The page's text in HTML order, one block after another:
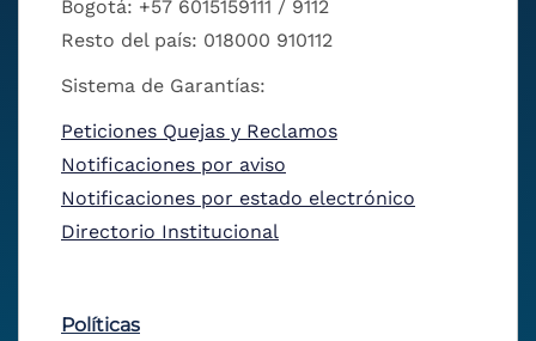
Bogotá: +57 6015159111 / 9112
Resto del país: 018000 910112
Sistema de Garantías:
Peticiones Quejas y Reclamos
Notificaciones por aviso
Notificaciones por estado electrónico
Directorio Institucional
Políticas